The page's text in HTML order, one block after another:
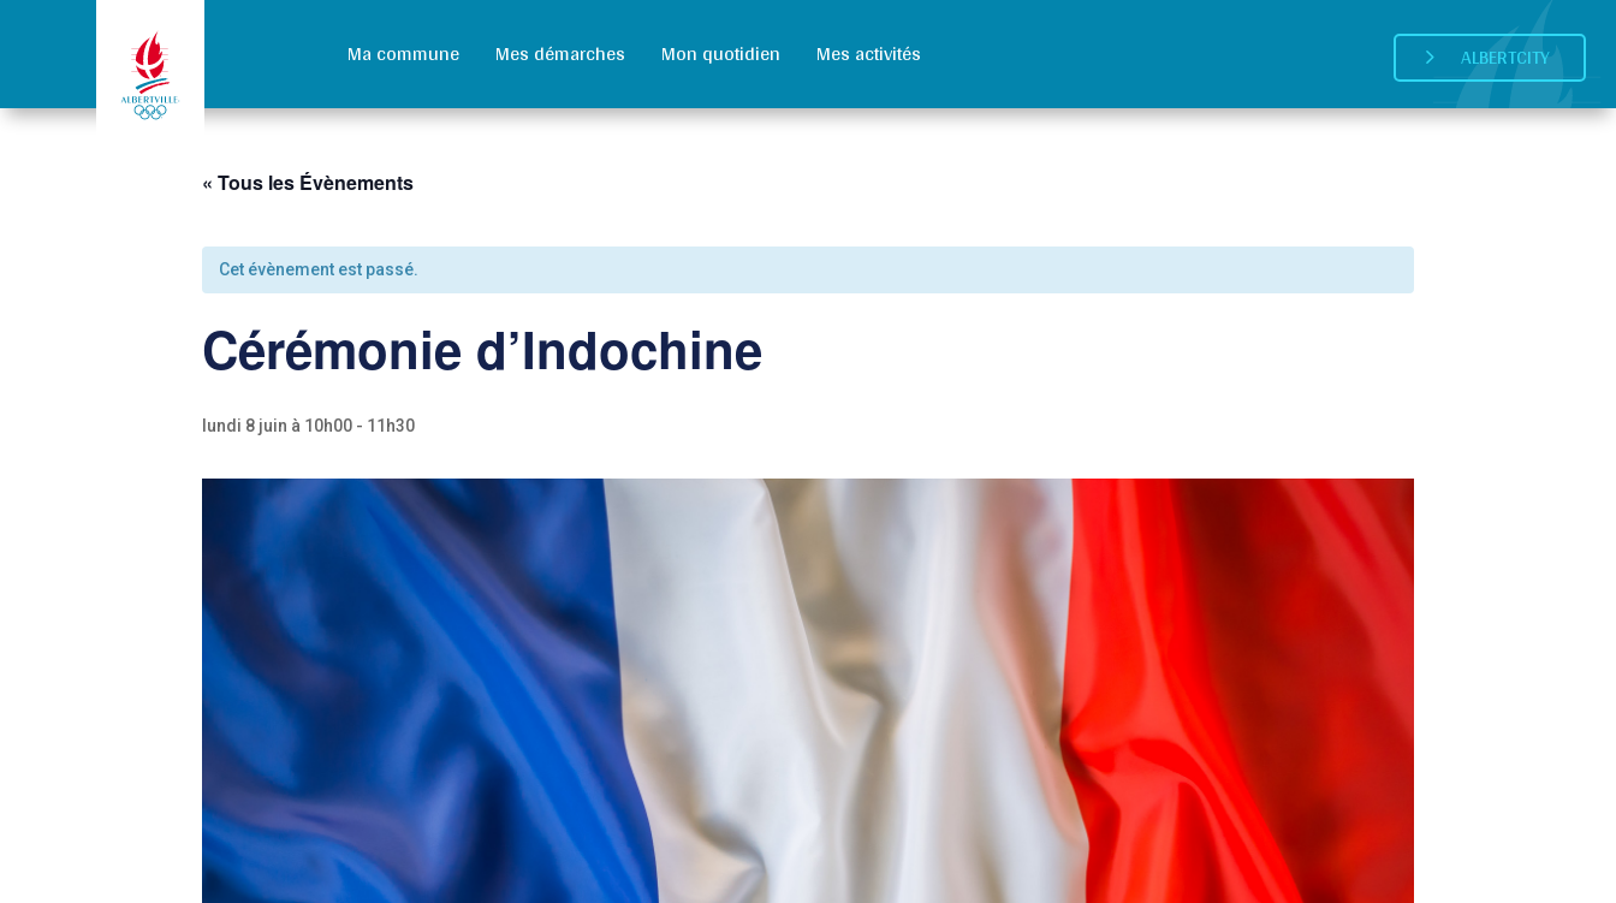
Ma commune Mes démarches Mon quotidien Mes activités 5 ALBERTCITY
« Tous les Évènements
Cet évènement est passé.
Cérémonie d’Indochine
lundi 8 juin à 10h00 - 11h30